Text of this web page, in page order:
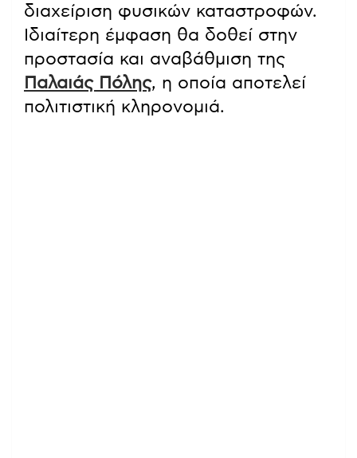
διαχείριση φυσικών καταστροφών.
Ιδιαίτερη έμφαση θα δοθεί στην
προστασία και αναβάθμιση της
Παλαιάς Πόλης, η οποία αποτελεί
πολιτιστική κληρονομιά.